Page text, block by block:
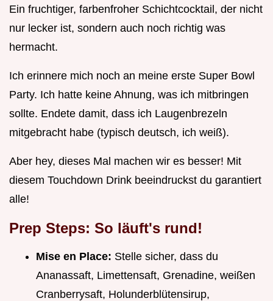
Ein fruchtiger, farbenfroher Schichtcocktail, der nicht
nur lecker ist, sondern auch noch richtig was
hermacht.
Ich erinnere mich noch an meine erste Super Bowl
Party. Ich hatte keine Ahnung, was ich mitbringen
sollte. Endete damit, dass ich Laugenbrezeln
mitgebracht habe (typisch deutsch, ich weiß).
Aber hey, dieses Mal machen wir es besser! Mit
diesem Touchdown Drink beeindruckst du garantiert
alle!
Prep Steps: So läuft's rund!
Mise en Place: Stelle sicher, dass du
Ananassaft, Limettensaft, Grenadine, weißen
Cranberrysaft, Holunderblütensirup,